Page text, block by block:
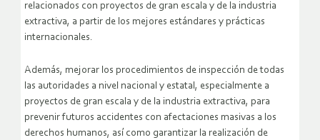
relacionados con proyectos de gran escala y de la industria
extractiva, a partir de los mejores estándares y prácticas
internacionales.
Además, mejorar los procedimientos de inspección de todas
las autoridades a nivel nacional y estatal, especialmente a
proyectos de gran escala y de la industria extractiva, para
prevenir futuros accidentes con afectaciones masivas a los
derechos humanos, así como garantizar la realización de